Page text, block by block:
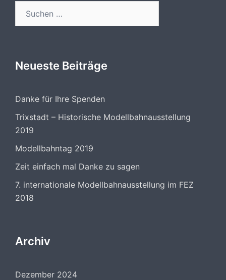
Neueste Beiträge
Danke für Ihre Spenden
Trixstadt – Historische Modellbahnausstellung
2019
Modellbahntag 2019
Zeit einfach mal Danke zu sagen
7. internationale Modellbahnausstellung im FEZ
2018
Archiv
Dezember 2024